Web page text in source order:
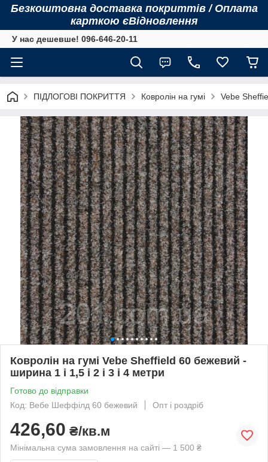
Безкоштовна доставка покриттів / Оплата
карткою єВідновлення
У нас дешевше! 096-646-20-11
ПІДЛОГОВІ ПОКРИТТЯ Ковролін на гумі Vebe
Ковролін на гумі Vebe Sheffield 60 бежевий -
ширина 1 і 1,5 і 2 і 3 і 4 метри
Готово до відправки
Код: Вебе Шеффілд 60 бежевий
Опт і роздріб
426,60 ₴/кв.м
Мінімальна сума замовлення на сайті — 1 500 ₴